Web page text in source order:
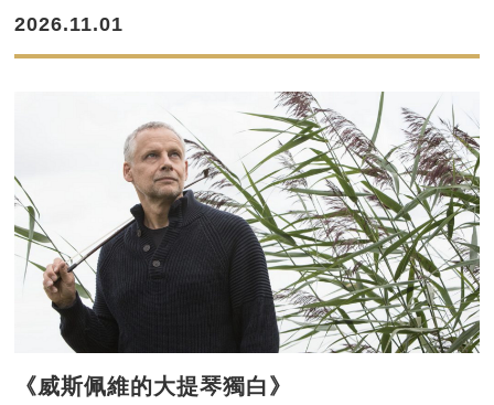
2026.11.01
《威斯佩維的大提琴獨白》